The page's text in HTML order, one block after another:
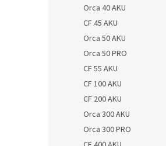
Orca 40 AKU
CF 45 AKU
Orca 50 AKU
Orca 50 PRO
CF 55 AKU
CF 100 AKU
CF 200 AKU
Orca 300 AKU
Orca 300 PRO